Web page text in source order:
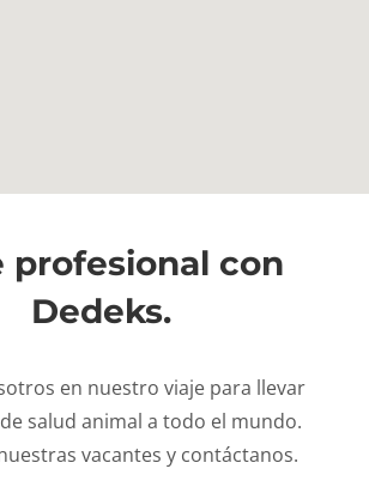
profesional con
Dedeks.
en nuestro viaje para llevar
salud animal a todo el mundo.
vacantes y contáctanos.